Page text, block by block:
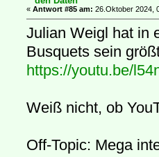
« Antwort #85 am: 26.Oktober 2024,
Julian Weigl hat in
Busquets sein
https://youtu.be/
Weiß nicht, ob
Off-Topic: Mega